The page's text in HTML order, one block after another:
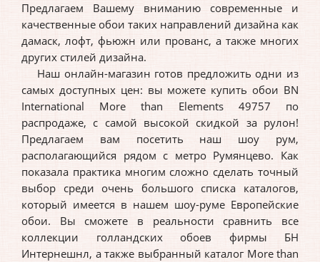
Предлагаем Вашему вниманию современные и
качественные обои таких направлений дизайна как
дамаск, лофт, фьюжн или прованс, а также многих
других стилей дизайна.
Наш онлайн-магазин готов предложить одни из
самых доступных цен: вы можете купить обои BN
International More than Elements 49757 по
распродаже, с самой высокой скидкой за рулон!
Предлагаем вам посетить наш шоу рум,
располагающийся рядом с метро Румянцево. Как
показала практика многим сложно сделать точный
выбор среди очень большого списка каталогов,
который имеется в нашем шоу-руме Европейские
обои. Вы сможете в реальности сравнить все
коллекции голландских обоев фирмы БН
Интернешнл, а также выбранный каталог More than